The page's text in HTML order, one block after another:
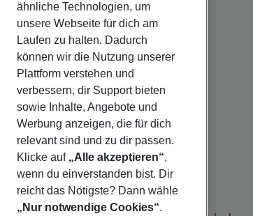
ähnliche Technologien, um
unsere Webseite für dich am
Laufen zu halten. Dadurch
können wir die Nutzung unserer
Plattform verstehen und
verbessern, dir Support bieten
sowie Inhalte, Angebote und
Werbung anzeigen, die für dich
relevant sind und zu dir passen.
Klicke auf „Alle akzeptieren“,
wenn du einverstanden bist. Dir
reicht das Nötigste? Dann wähle
„Nur notwendige Cookies“.